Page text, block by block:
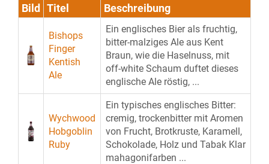
Bild Titel Beschreibung
Bishops
Finger
Kentish
Ale
Ein englisches Bier als fruchtig,
bitter-malziges Ale aus Kent
Braun, wie die Haselnuss, mit
off-white Schaum duftet dieses
englische Ale röstig, ...
Wychwood
Hobgoblin
Ruby
Ein typisches englisches Bitter:
cremig, trockenbitter mit Aromen
von Frucht, Brotkruste, Karamell,
Schokolade, Holz und Tabak Klar
mahagonifarben ...